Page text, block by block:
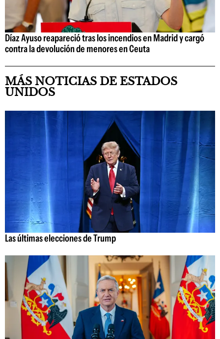
Díaz Ayuso reapareció tras los incendios en Madrid y cargó
contra la devolución de menores en Ceuta
MÁS NOTICIAS DE ESTADOS
UNIDOS
Las últimas elecciones de Trump